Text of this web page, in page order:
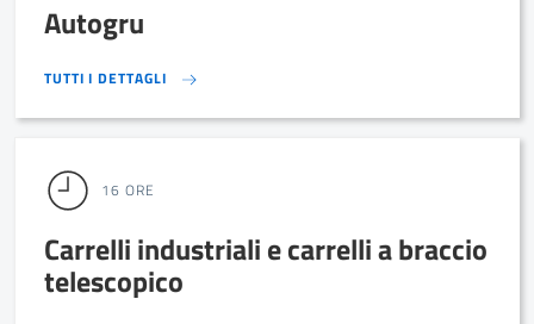
Autogru
TUTTI I DETTAGLI TUTTI I DETTAGLI
16 ORE
Carrelli industriali e carrelli a braccio
telescopico